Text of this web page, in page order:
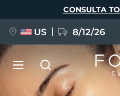
principal
CONSULTA
US 8/12/26